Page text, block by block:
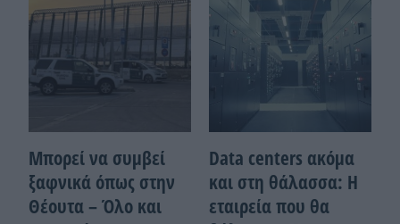
Μπορεί να συμβεί
ξαφνικά όπως στην
Θέουτα – Όλο και
Data centers ακόμα
και στη θάλασσα: Η
εταιρεία που θα